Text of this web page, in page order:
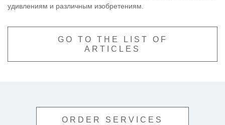
удивлениям и различным изобретениям.
GO TO THE LIST OF
ARTICLES
ORDER SERVICES